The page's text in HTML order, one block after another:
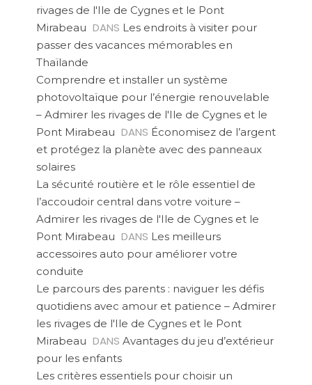
rivages de l'Ile de Cygnes et le Pont
Mirabeau DANS Les endroits à visiter pour
passer des vacances mémorables en
Thaïlande
Comprendre et installer un système
photovoltaïque pour l’énergie renouvelable
– Admirer les rivages de l'Ile de Cygnes et le
Pont Mirabeau DANS Économisez de l’argent
et protégez la planète avec des panneaux
solaires
La sécurité routière et le rôle essentiel de
l’accoudoir central dans votre voiture –
Admirer les rivages de l'Ile de Cygnes et le
Pont Mirabeau DANS Les meilleurs
accessoires auto pour améliorer votre
conduite
Le parcours des parents : naviguer les défis
quotidiens avec amour et patience – Admirer
les rivages de l'Ile de Cygnes et le Pont
Mirabeau DANS Avantages du jeu d’extérieur
pour les enfants
Les critères essentiels pour choisir un